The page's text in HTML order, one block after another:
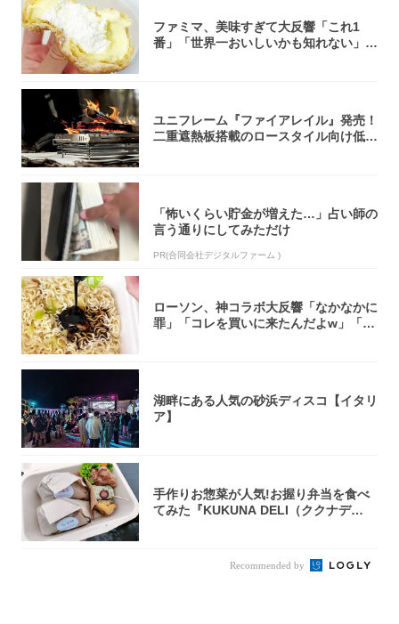
ファミマ、美味すぎて大反響「これ1
番」「世界一おいしいかも知れない」
ユニフレーム『ファイアレイル』発売！
二重遮熱板搭載のロースタイル向け低型
「怖いくらい貯金が増えた…」占い師の
言う通りにしてみただけ
PR(合同会社デジタルファーム )
ローソン、神コラボ大反響「なかなかに
罪」「コレを買いに来たんだよw」「３
湖畔にある人気の砂浜ディスコ【イタリ
ア】
手作りお惣菜が人気!お握り弁当を食べ
てみた『KUKUNA DELI（ククナデ
Recommended by